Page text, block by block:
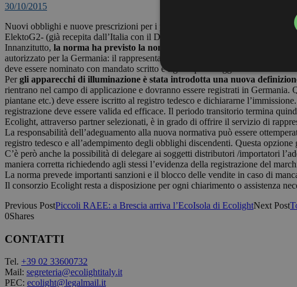
30/10/2015
Nuovi obblighi e nuove prescrizioni per i produttori italiani che immettono sul
ElektoG2- (già recepita dall’Italia con il Decreto Legislativo 49/14)
Innanzitutto, la norma ha previsto la nomina di un rappresentante
autorizzato per la Germania: il rappresentante sarà responsabile
deve essere nominato con mandato scritto e figura quale soggetto di
Pergli apparecchi di illuminazione è stata introdotta una nuova
rientrano nel campo di applicazione e dovranno essere registrati in
piantane etc.) deve essere iscritto al registro tedesco e dichiararne
registrazione deve essere valida ed efficace. Il periodo transitorio termina
Ecolight, attraverso partner selezionati, è in grado di offrire il servizio di
La responsabilità dell’adeguamento alla nuova normativa può essere
registro tedesco e all’adempimento degli obblighi discendenti. Questa
C’è però anche la possibilità di delegare ai soggetti distributori /importatori
maniera corretta richiedendo agli stessi l’evidenza della registrazione del
La norma prevede importanti sanzioni e il blocco delle vendite in caso di
Il consorzio Ecolight resta a disposizione per ogni chiarimento o assistenza
Previous PostPiccoli RAEE: a Brescia arriva l’EcoIsola di EcolightNext Post
0Shares
CONTATTI
Tel. +39 02 33600732
Mail: segreteria@ecolightitaly.it
PEC: ecolight@legalmail.it